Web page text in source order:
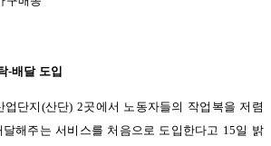
-배달 도입
업단지(산단) 2곳에서 노동자들의 작업복을 저렴
해주는 서비스를 처음으로 도입한다고 15일 밝